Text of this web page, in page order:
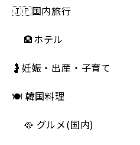
🇯🇵国内旅行
🏨ホテル
🤰妊娠・出産・子育て
🍽 韓国料理
🥘 グルメ(国内)